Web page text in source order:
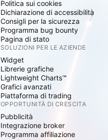
Politica sui cookies
Dichiarazione di accessibilità
Consigli per la sicurezza
Programma bug bounty
Pagina di stato
SOLUZIONI PER LE AZIENDE
Widget
Librerie grafiche
Lightweight Charts™
Grafici avanzati
Piattaforma di trading
OPPORTUNITÀ DI CRESCITA
Pubblicità
Integrazione broker
Programma affiliazione